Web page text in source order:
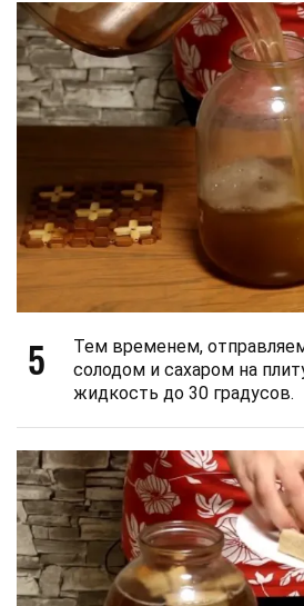
5
Тем временем,
солодом и сахаром на
жидкость до 30 градусов.